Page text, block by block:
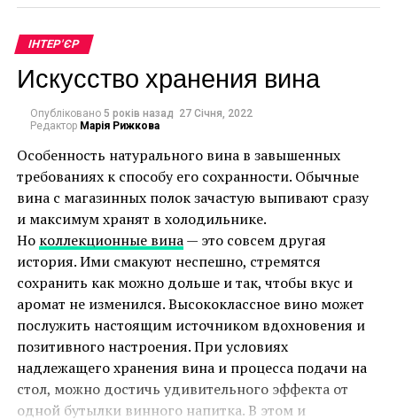
ванной и вряд ли на них появится плесень или они
каким-то образом деформируются. Можно также
сделать выбор в пользу стеклянных и керамических
рекомендуют вешать в ванной комнате масляные и
Типы варочных панелей
Выбирая варочную панель на 2 конфорки
необходимо, прежде всего, определиться с ее
типом. На рынке представлены следующие
разновидности:
газовые;
комбинированные.
Каждая из них имеет свои преимущества, в
частности газовая поверхность при наличии
центрального газоснабжения гарантирует
ІНТЕР'ЄР
Искусство хранения вина
Опубліковано 5 років назад 27 Січня, 2022
Редактор Марія Рижкова
Особенность натурального вина в завышенных
требованиях к способу его сохранности. Обычные
вина с магазинных полок зачастую выпивают сразу
и максимум хранят в холодильнике.
Но коллекционные вина— это совсем другая
история. Ими смакуют неспешно, стремятся
сохранить как можно дольше и так, чтобы вкус и
аромат не изменился. Высококлассное вино может
послужить настоящим источником вдохновения и
позитивного настроения. При условиях
надлежащего хранения вина и процесса подачи на
стол, можно достичь удивительного эффекта от
одной бутылки винного напитка. В этом и